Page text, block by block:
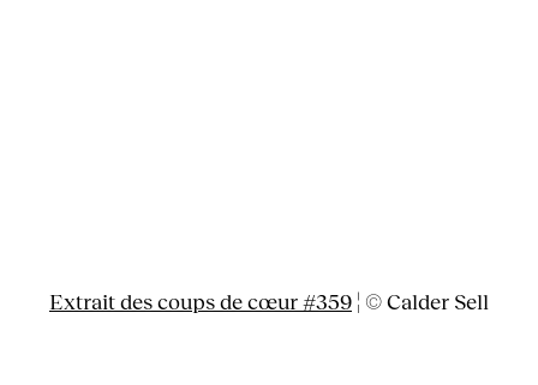
Extrait des coups de cœur #359 ¦ © Calder Sell